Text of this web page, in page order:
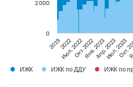
2019Июл. 2022Янв. 2023Июл. 2023
2022Окт. 2022Апр. 2023Окт.
0
2 000
● ИЖК ● ИЖК по ДДУ ● ИЖК по